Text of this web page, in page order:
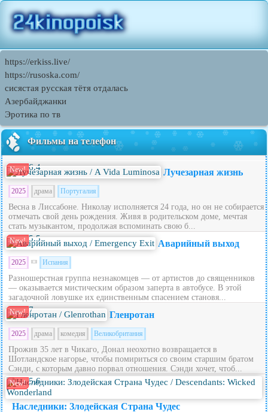
https://erkiss.live/
https://rusoska.com/
сисястая русская тётя отдалась
Азербайджанки
Эротика по тв
Фильмы на телефон
New! 6.4 Лучезарная жизнь
2025 драма Португалия
Весна в Лиссабоне. Николау исполняется 24 года, но он не собирается
отмечать свой день рождения. Живя в родительском доме, мечтая
стать музыкантом, продолжая вспоминать свою б...
New! 5.5 Аварийный выход
2025 Испания
Разношерстная группа незнакомцев — от артистов до священников
— оказывается мистическим образом заперта в автобусе. В этой
загадочной ловушке их единственным спасением становя...
New! 7 Гленротан
2025 драма комедия Великобритания
Прожив 35 лет в Чикаго, Донал неохотно возвращается в
Шотландское нагорье, чтобы помириться со своим старшим братом
Сэнди, с которым давно порвал отношения. Сэнди хочет, чтоб...
New! 5.6
Наследники: Злодейская Страна Чудес